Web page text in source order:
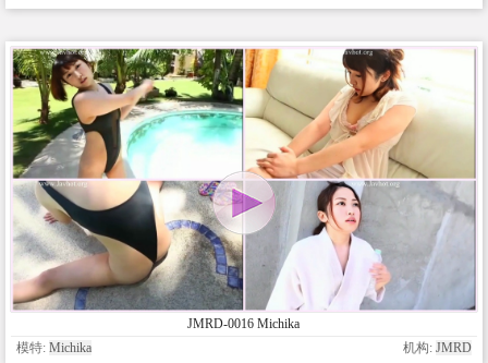
JMRD-0016 Michika
模特: Michika 机构: JMRD